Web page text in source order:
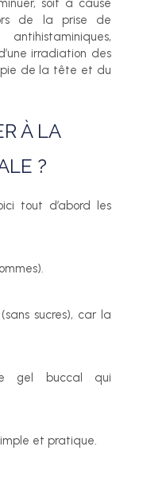
soit à cause
de la prise de
irradiation des
de la tête et du
À LA
?
tout d’abord les
sucres), car la
gel buccal qui
et pratique.